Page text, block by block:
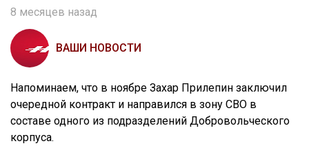
8 месяцев назад
ВАШИ НОВОСТИ
Напоминаем, что в ноябре Захар Прилепин заключил
очередной контракт и направился в зону СВО в
составе одного из подразделений Добровольческого
корпуса.